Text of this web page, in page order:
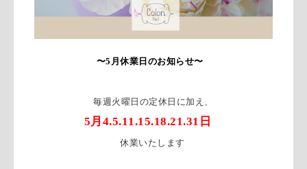
〜5月休業日のお知らせ〜
毎週火曜日の定休日に加え、
5月4.5.11.15.18.21.31日
休業いたします